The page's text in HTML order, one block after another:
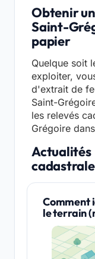
Obtenir
Saint-
papier
Quelque soit
exploiter,
d'extrait de
Saint-
les relevés
Grégoire
Actualités
Comment
le terrain